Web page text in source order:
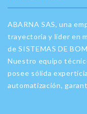
ABARNA SAS, una
trayectoria y líder en
de SISTEMAS DE
Nuestro equipo
posee sólida
automatización,